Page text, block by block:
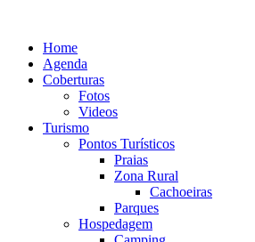
Home
Agenda
Coberturas
Fotos
Videos
Turismo
Pontos Turísticos
Praias
Zona Rural
Cachoeiras
Parques
Hospedagem